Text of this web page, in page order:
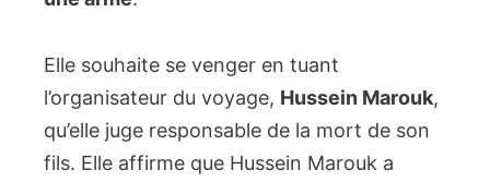
Elle souhaite se venger en tuant
l’organisateur du voyage, Hussein Marouk,
qu’elle juge responsable de la mort de son
fils. Elle affirme que Hussein Marouk a